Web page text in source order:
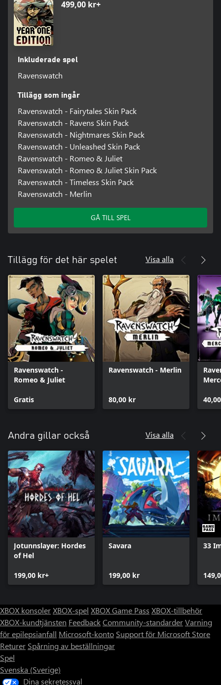
499,00 kr+
Inkluderade spel
Ravenswatch
Tillägg som ingår
Ravenswatch - Fairytales Skin Pack
Ravenswatch - Ravens Skin Pack
Ravenswatch - Nightmares Skin Pack
Ravenswatch - Unleashed Skin Pack
Ravenswatch - Romeo & Juliet
Ravenswatch - Romeo & Juliet Skin Pack
Ravenswatch - Timeless Skin Pack
Ravenswatch - Merlin
GÅ TILL SPEL
Tillägg för det här spelet Visa alla
Ravenswatch -
Romeo & Juliet
Gratis
Ravenswatch - Merlin
80,00 kr
Andra gillar också Visa alla
Jotunnslayer: Hordes
of Hel
199,00 kr+
Savara
199,00 kr
33
XBOX konsolerXBOX-spel XBOX Game Pass XBOX-tillbehör
XBOX-kundtjänsten FeedbackCommunity-standarderVarning
för epilepsianfall Microsoft-konto Support för Microsoft Store
Returer Spårning av beställningar
Spel
Svenska (Sverige)
Dina sekretessval